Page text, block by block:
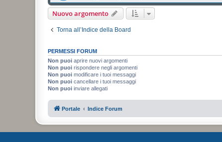
Nuovo argomento
Torna all’Indice della Board
PERMESSI FORUM
Non puoi aprire nuovi argomenti
Non puoi rispondere negli argomenti
Non puoi modificare i tuoi messaggi
Non puoi cancellare i tuoi messaggi
Non puoi inviare allegati
Portale Indice Forum